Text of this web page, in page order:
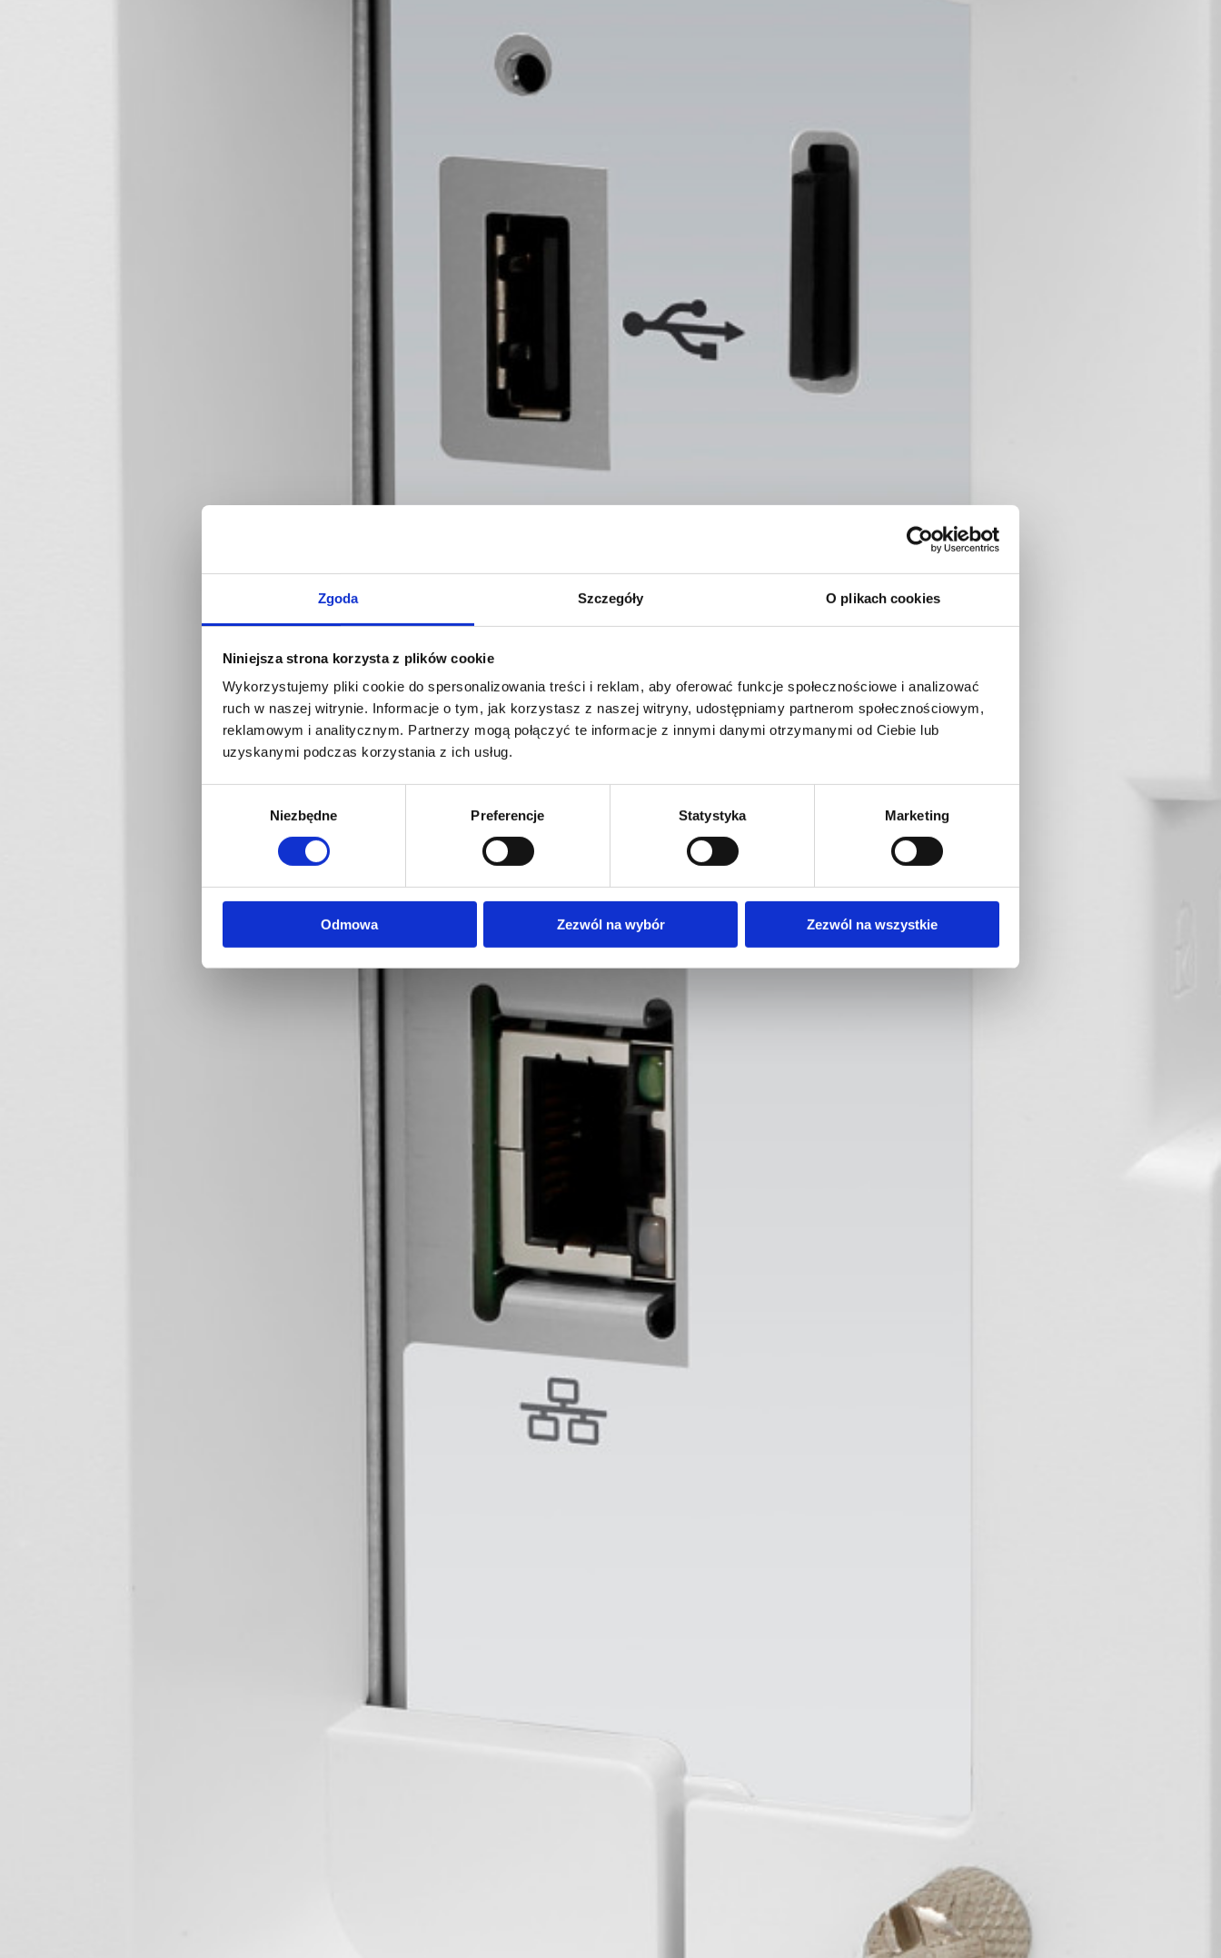
Zgoda Szczegóły O plikach cookies
Niniejsza strona korzysta z plików cookie
Wykorzystujemy pliki cookie do spersonalizowania treści i reklam, aby oferować funkcje społecznościowe i analizować
ruch w naszej witrynie. Informacje o tym, jak korzystasz z naszej witryny, udostępniamy partnerom społecznościowym,
reklamowym i analitycznym. Partnerzy mogą połączyć te informacje z innymi danymi otrzymanymi od Ciebie lub
uzyskanymi podczas korzystania z ich usług.
Niezbędne Preferencje Statystyka Marketing
Odmowa Zezwól na wybór Zezwól na wszystkie